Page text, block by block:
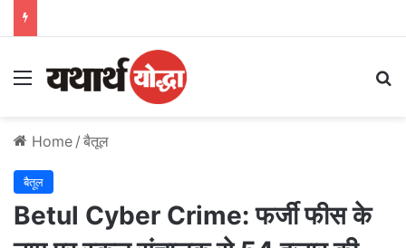
Menu
Home / बैतूल
बैतूल
Betul Cyber Crime: फर्जी फीस के